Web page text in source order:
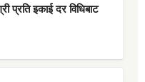
प्रति इकाई दर विधिबाट